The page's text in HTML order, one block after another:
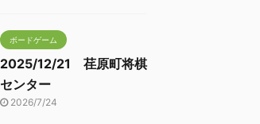
ボードゲーム
2025/12/21 荏原町将棋
センター
2026/7/24